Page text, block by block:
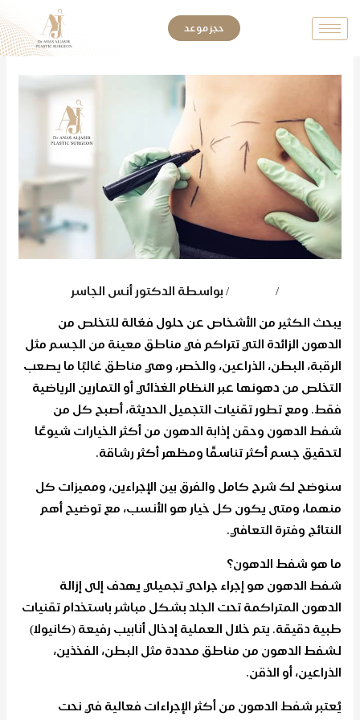
حجز موعد
/ / بواسطة الدكتور أنس الجاسر
يبحث الكثير من الأشخاص عن حلول فعّالة للتخلص من
الدهون الزائدة التي تتراكم في مناطق معينة من الجسم مثل
الرقبة، البطن، الذراعين، والخصر، وهي مناطق غالبًا ما يصعب
التخلص من دهونها عبر النظام الغذائي أو التمارين الرياضية
فقط. ومع تطور تقنيات التجميل الحديثة، أصبح كل من
شفط الدهون وحقن إذابة الدهون من أكثر الخيارات شيوعًا
لتحقيق جسم أكثر تناسقًا ومظهر أكثر رشاقة.
سنوضح لك شرح كامل والفرق بين الإجراءين، ومميزات كل
منهما، ومتى يكون كل خيار هو الأنسب، مع توضيح أهم
النتائج وفترة التعافي.
ما هو شفط الدهون؟
شفط الدهون هو إجراء جراحي تجميلي يهدف إلى إزالة
الدهون المتراكمة تحت الجلد بشكل مباشر باستخدام تقنيات
طبية دقيقة. يتم خلال العملية إدخال أنابيب رفيعة (كانيولا)
لشفط الدهون من مناطق محددة مثل البطن، الفخذين،
الذراعين، أو الذقن.
يُعتبر شفط الدهون من أكثر الإجراءات فعالية في نحت